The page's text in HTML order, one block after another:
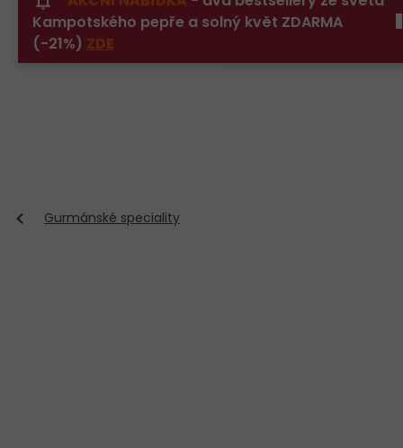
obsah
Kampotského pepře a solný květ ZDARMA
(-21%) ZDE
Gurmánské speciality